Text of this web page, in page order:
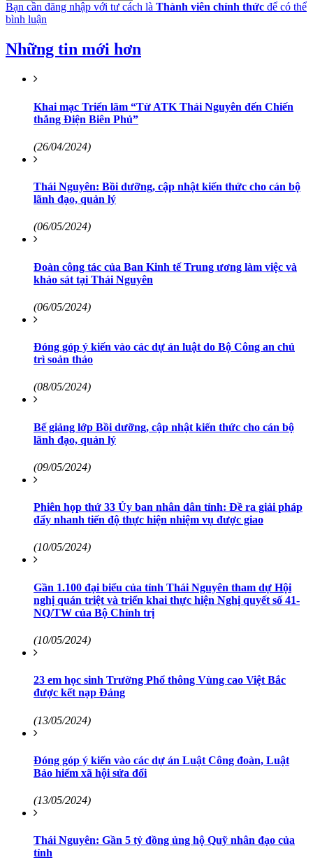
Bạn cần đăng nhập với tư cách là Thành viên chính thức để có thể
bình luận
Những tin mới hơn
Khai mạc Triển lãm “Từ ATK Thái Nguyên đến Chiến
thắng Điện Biên Phủ”
(26/04/2024)
Thái Nguyên: Bồi dưỡng, cập nhật kiến thức cho cán bộ
lãnh đạo, quản lý
(06/05/2024)
Đoàn công tác của Ban Kinh tế Trung ương làm việc và
khảo sát tại Thái Nguyên
(06/05/2024)
Đóng góp ý kiến vào các dự án luật do Bộ Công an chủ
trì soản thảo
(08/05/2024)
Bế giảng lớp Bồi dưỡng, cập nhật kiến thức cho cán bộ
lãnh đạo, quản lý
(09/05/2024)
Phiên họp thứ 33 Ủy ban nhân dân tỉnh: Đề ra giải pháp
đẩy nhanh tiến độ thực hiện nhiệm vụ được giao
(10/05/2024)
Gần 1.100 đại biểu của tỉnh Thái Nguyên tham dự Hội
nghị quán triệt và triển khai thực hiện Nghị quyết số 41-
NQ/TW của Bộ Chính trị
(10/05/2024)
23 em học sinh Trường Phổ thông Vùng cao Việt Bắc
được kết nạp Đảng
(13/05/2024)
Đóng góp ý kiến vào các dự án Luật Công đoàn, Luật
Bảo hiểm xã hội sửa đổi
(13/05/2024)
Thái Nguyên: Gần 5 tỷ đồng ủng hộ Quỹ nhân đạo của
tỉnh